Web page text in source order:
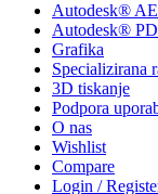
Autodesk®
Autodesk®
Grafika
Specializirana
3D tiskanje
Podpora
O nas
Wishlist
Compare
Login /